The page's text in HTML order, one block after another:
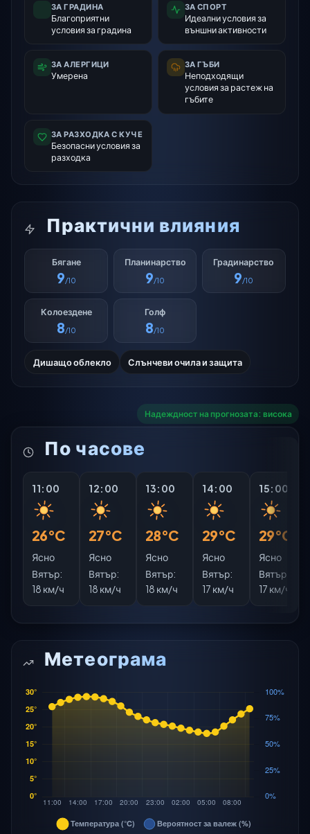
ЗА ГРАДИНА
Благоприятни
условия за градина
ЗА СПОРТ
Идеални условия за
външни активности
ЗА АЛЕРГИЦИ
Умерена
ЗА ГЪБИ
Неподходящи
условия за растеж на
гъбите
ЗА РАЗХОДКА С КУЧЕ
Безопасни условия за
разходка
Практични влияния
Бягане
9/10
Планинарство
9/10
Градинарство
9/10
Колоездене
8/10
Голф
8/10
Дишащо облекло Слънчеви очила и защита
Надеждност на прогнозата: висока
По часове
11:00
26°C
Ясно
Вятър:
18 км/ч
12:00
27°C
Ясно
Вятър:
18 км/ч
13:00
28°C
Ясно
Вятър:
18 км/ч
14:00
29°C
Ясно
Вятър:
17 км/ч
15:00
29°C
Ясно
Вятър:
17 км/ч
Метеограма